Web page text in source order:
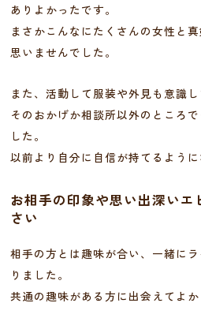
ありよかったです。
まさかこんなにたくさんの女性と
思いませんでした。
また、活動して服装や外見も意識し
そのおかげか相談所以外のところ
した。
以前より自分に自信が持てるように
お相手の印象や思い出深いエ
さい
相手の方とは趣味が合い、一緒に
りました。
共通の趣味がある方に出会えてよか